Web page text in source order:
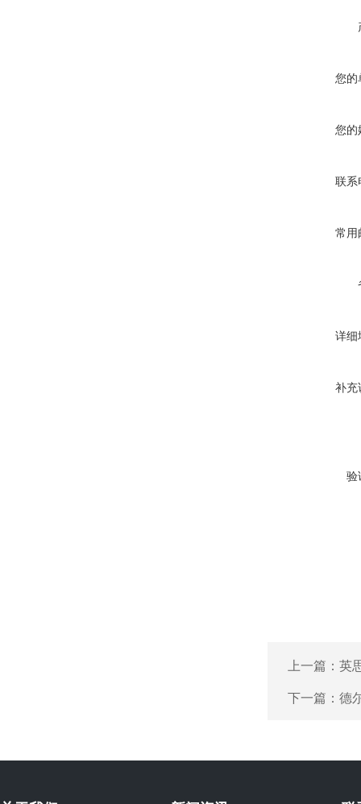
您的
您的
联系
常用
详细
补充
验
上一篇： 英
下一篇： 德